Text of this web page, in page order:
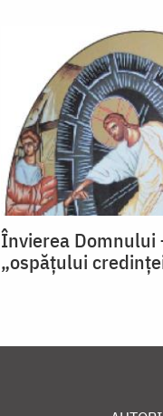
Învierea Domnului
„ospățului